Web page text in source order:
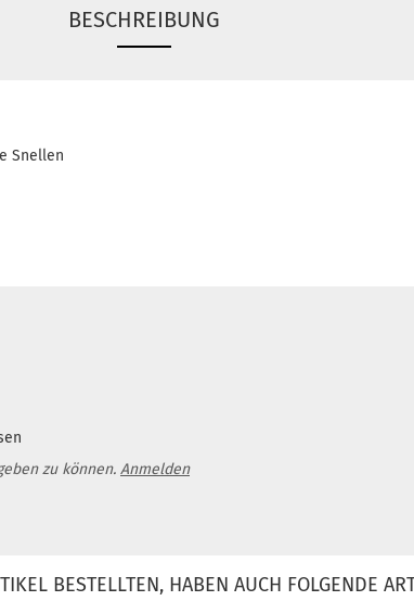
BESCHREIBUNG
Snellen
zu können. Anmelden
BESTELLTEN, HABEN AUCH FOLGENDE